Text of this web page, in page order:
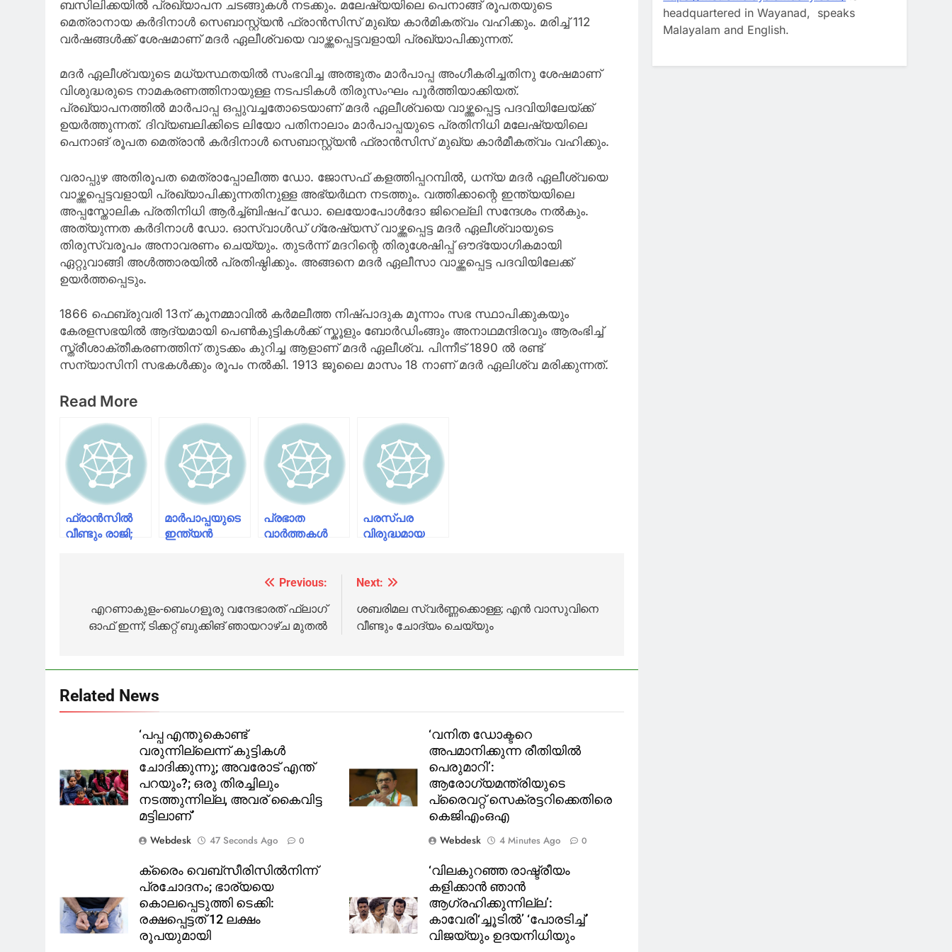
ബസിലിക്കയിൽ പ്രഖ്യാപന ചടങ്ങുകൾ നടക്കും. മലേഷ്യയിലെ പെനാങ്ങ് രൂപതയുടെ
മെത്രാനായ കർദിനാൾ സെബാസ്റ്റ്യൻ ഫ്രാൻസിസ് മുഖ്യ കാർമികത്വം വഹിക്കും. മരിച്ച് 112
വർഷങ്ങൾക്ക് ശേഷമാണ് മദർ ഏലീശ്വയെ വാഴ്ത്തപ്പെട്ടവളായി പ്രഖ്യാപിക്കുന്നത്.
മദർ ഏലീശ്വയുടെ മധ്യസ്ഥതയിൽ സംഭവിച്ച അത്ഭുതം മാർപാപ്പ അംഗീകരിച്ചതിനു ശേഷമാണ്
വിശുദ്ധരുടെ നാമകരണത്തിനായുള്ള നടപടികൾ തിരുസംഘം പൂർത്തിയാക്കിയത്.
പ്രഖ്യാപനത്തിൽ മാർപാപ്പ ഒപ്പുവച്ചതോടെയാണ് മദർ ഏലീശ്വയെ വാഴ്ത്തപ്പെട്ട പദവിയിലേയ്ക്ക്
ഉയർത്തുന്നത്. ദിവ്യബലിക്കിടെ ലിയോ പതിനാലാം മാർപാപ്പയുടെ പ്രതിനിധി മലേഷ്യയിലെ
പെനാങ് രൂപത മെത്രാൻ കർദിനാൾ സെബാസ്റ്റ്യൻ ഫ്രാൻസിസ് മുഖ്യ കാർമീകത്വം വഹിക്കും.
വരാപ്പുഴ അതിരൂപത മെത്രാപ്പോലീത്ത ഡോ. ജോസഫ് കളത്തിപ്പറമ്പില്‍, ധന്യ മദര്‍ ഏലീശ്വയെ
വാഴ്ത്തപ്പെട്ടവളായി പ്രഖ്യാപിക്കുന്നതിനുള്ള അഭ്യര്‍ഥന നടത്തും. വത്തിക്കാന്റെ ഇന്ത്യയിലെ
അപ്പസ്തോലിക പ്രതിനിധി ആര്‍ച്ച്ബിഷപ് ഡോ. ലെയോപോള്‍ദോ ജിറെല്ലി സന്ദേശം നല്‍കും.
അത്യുന്നത കര്‍ദിനാള്‍ ഡോ. ഓസ്വാള്‍ഡ് ഗ്രേഷ്യസ് വാഴ്ത്തപ്പെട്ട മദര്‍ ഏലീശ്വായുടെ
തിരുസ്വരൂപം അനാവരണം ചെയ്യും. തുടര്‍ന്ന് മദറിന്റെ തിരുശേഷിപ്പ് ഔദ്യോഗികമായി
ഏറ്റുവാങ്ങി അള്‍ത്താരയില്‍ പ്രതിഷ്ഠിക്കും. അങ്ങനെ മദർ ഏലീസാ വാഴ്ത്തപ്പെട്ട പദവിയിലേക്ക്
ഉയർത്തപ്പെടും.
1866 ഫെബ്രുവരി 13ന് കൂനമ്മാവിൽ കർമലീത്ത നിഷ്പാദുക മൂന്നാം സഭ സ്ഥാപിക്കുകയും
കേരളസഭയിൽ ആദ്യമായി പെൺകുട്ടികൾക്ക് സ്കൂളും ബോർഡിംങ്ങും അനാഥമന്ദിരവും ആരംഭിച്ച്
സ്ത്രീശാക്തീകരണത്തിന് തുടക്കം കുറിച്ച ആളാണ്‌ മദർ ഏലീശ്വ. പിന്നീട് 1890 ൽ രണ്ട്
സന്യാസിനി സഭകൾക്കും രൂപം നൽകി. 1913 ജൂലൈ മാസം 18 നാണ് മദർ ഏലിശ്വ മരിക്കുന്നത്.
Read More
ഫ്രാൻസിൽ
വീണ്ടും രാജി;
മാർപാപ്പയുടെ
ഇന്ത്യൻ
പ്രഭാത
വാർത്തകൾ
പരസ്പര
വിരുദ്ധമായ
തിരോധാനത്തിൽ
ഉത്തരം
നൽകാതെ
navigation
Previous:
എറണാകുളം-ബെംഗളൂരു വന്ദേഭാരത് ഫ്ലാ​ഗ്
ഓഫ് ഇന്ന്; ടിക്കറ്റ് ബുക്കിങ് ഞായറാഴ്ച മുതൽ
Next:
ശബരിമല സ്വർണ്ണക്കൊള്ള; എൻ വാസുവിനെ
വീണ്ടും ചോദ്യം ചെയ്യും
Related News
‘പപ്പ എന്തുകൊണ്ട്
വരുന്നില്ലെന്ന് കുട്ടികൾ
ചോദിക്കുന്നു; അവരോട് എന്ത്
പറയും?; ഒരു തിരച്ചിലും
നടത്തുന്നില്ല, അവര് കൈവിട്ട
മട്ടിലാണ്’
Webdesk
47 Seconds Ago 0
‘വനിത ഡോക്ടറെ
അപമാനിക്കുന്ന രീതിയിൽ
പെരുമാറി’:
ആരോഗ്യമന്ത്രിയുടെ
പ്രൈവറ്റ് സെക്രട്ടറിക്കെതിരെ
കെജിഎംഒഎ
Webdesk
4 Minutes Ago 0
ക്രൈം വെബ്സീരിസിൽനിന്ന്
പ്രചോദനം; ഭാര്യയെ
കൊലപ്പെടുത്തി ടെക്കി:
രക്ഷപ്പെട്ടത് 12 ലക്ഷം
രൂപയുമായി
‘വിലകുറഞ്ഞ രാഷ്ട്രീയം
കളിക്കാൻ ഞാൻ
ആഗ്രഹിക്കുന്നില്ല’:
കാവേരി‘ച്ചൂടിൽ’ ‘പോരടിച്ച്’
വിജയ്‌യും ഉദയനിധിയും
headquartered in Wayanad, speaks
Malayalam and English.